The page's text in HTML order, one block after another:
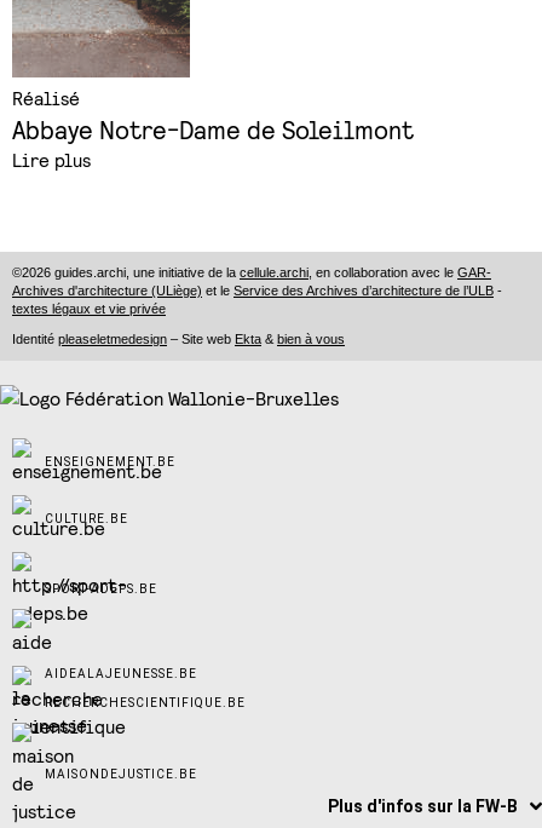
Réalisé
Abbaye Notre-Dame de Soleilmont
Lire plus
©2026 guides.archi, une initiative de la cellule.archi , en collaboration avec le GAR-
Archives d'architecture (ULiège) et le Service des Archives d’architecture de l’ULB -
textes légaux et vie privée
Identité pleaseletmedesign – Site web Ekta & bien à vous
ENSEIGNEMENT.BE
CULTURE.BE
SPORT-ADEPS.BE
AIDEALAJEUNESSE.BE
RECHERCHESCIENTIFIQUE.BE
MAISONDEJUSTICE.BE
Plus d'infos sur la FW-B